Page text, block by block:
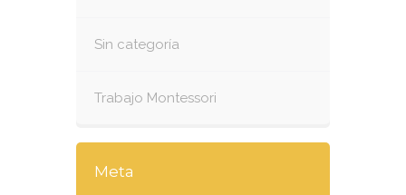
Sin categoría
Trabajo Montessori
Meta